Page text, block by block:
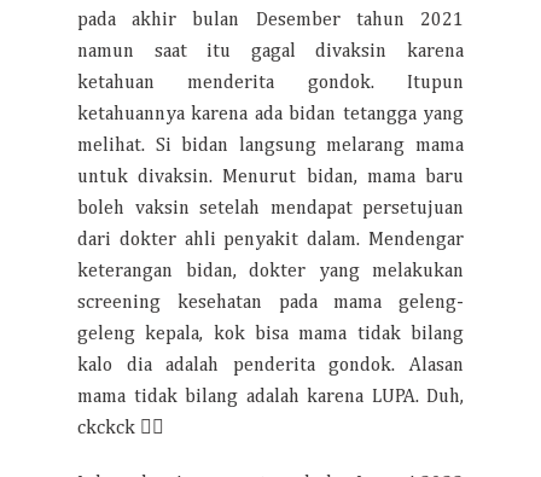
pada akhir bulan Desember tahun 2021
namun saat itu gagal divaksin karena
ketahuan menderita gondok. Itupun
ketahuannya karena ada bidan tetangga yang
melihat. Si bidan langsung melarang mama
untuk divaksin. Menurut bidan, mama baru
boleh vaksin setelah mendapat persetujuan
dari dokter ahli penyakit dalam. Mendengar
keterangan bidan, dokter yang melakukan
screening kesehatan pada mama geleng-
geleng kepala, kok bisa mama tidak bilang
kalo dia adalah penderita gondok. Alasan
mama tidak bilang adalah karena LUPA. Duh,
ckckck 🤦‍♀️